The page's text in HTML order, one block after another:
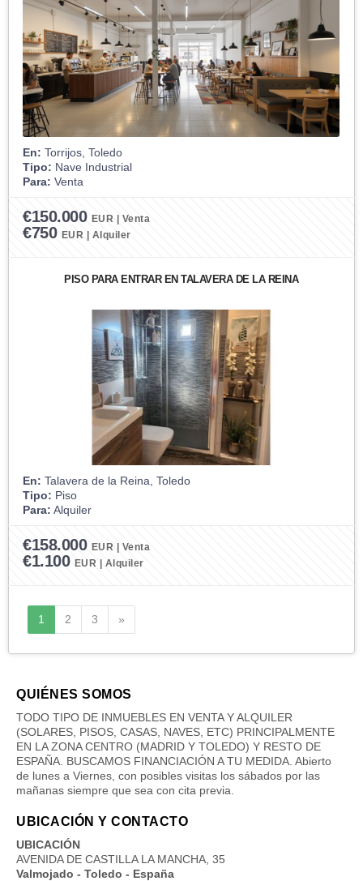
En: Torrijos, Toledo
Tipo: Nave Industrial
Para: Venta
€150.000 EUR | Venta
€750 EUR | Alquiler
PISO PARA ENTRAR EN TALAVERA DE LA REINA
En: Talavera de la Reina, Toledo
Tipo: Piso
Para: Alquiler
€158.000 EUR | Venta
€1.100 EUR | Alquiler
1 2 3 »
QUIÉNES SOMOS
TODO TIPO DE INMUEBLES EN VENTA Y ALQUILER
(SOLARES, PISOS, CASAS, NAVES, ETC) PRINCIPALMENTE
EN LA ZONA CENTRO (MADRID Y TOLEDO) Y RESTO DE
ESPAÑA. BUSCAMOS FINANCIACIÓN A TU MEDIDA. Abierto
de lunes a Viernes, con posibles visitas los sábados por las
mañanas siempre que sea con cita previa.
UBICACIÓN Y CONTACTO
UBICACIÓN
AVENIDA DE CASTILLA LA MANCHA, 35
Valmojado - Toledo - España